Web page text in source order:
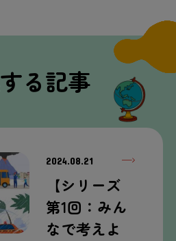
する記事
2024.08.21
【シリーズ
第1回 ：みん
なで考えよ